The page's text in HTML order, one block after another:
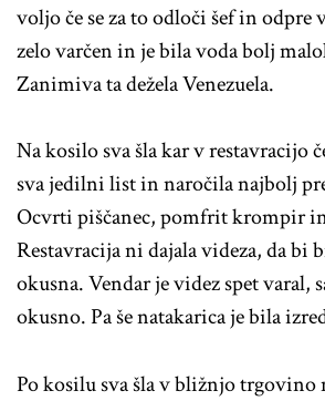
voljo če se za to odloči šef in odpre
zelo varčen in je bila voda bolj
Zanimiva ta dežela Venezuela.
Na kosilo sva šla kar v restavracijo
sva jedilni list in naročila najbolj
Ocvrti piščanec, pomfrit krompir
Restavracija ni dajala videza, da bi
okusna. Vendar je videz spet varal,
okusno. Pa še natakarica je bila
Po kosilu sva šla v bližnjo